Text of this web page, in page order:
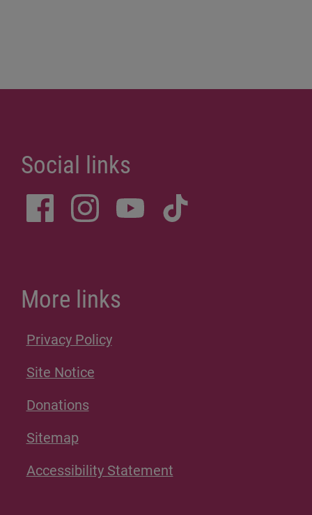
Social links
More links
Privacy Policy
Site Notice
Donations
Sitemap
Accessibility Statement